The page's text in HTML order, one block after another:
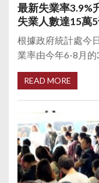
最新失業率3.9%
失業人數達15萬
根據政府統計處今
業率由今年6-8月的
READ MORE